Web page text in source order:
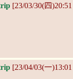
[23/03/30(四
[23/04/03(一